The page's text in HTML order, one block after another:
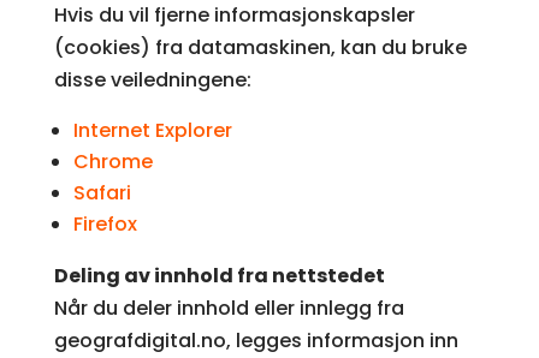
Hvis du vil fjerne informasjonskapsler
(cookies) fra datamaskinen, kan du bruke
disse veiledningene:
Internet Explorer
Chrome
Safari
Firefox
Deling av innhold fra nettstedet
Når du deler innhold eller innlegg fra
geografdigital.no, legges informasjon inn